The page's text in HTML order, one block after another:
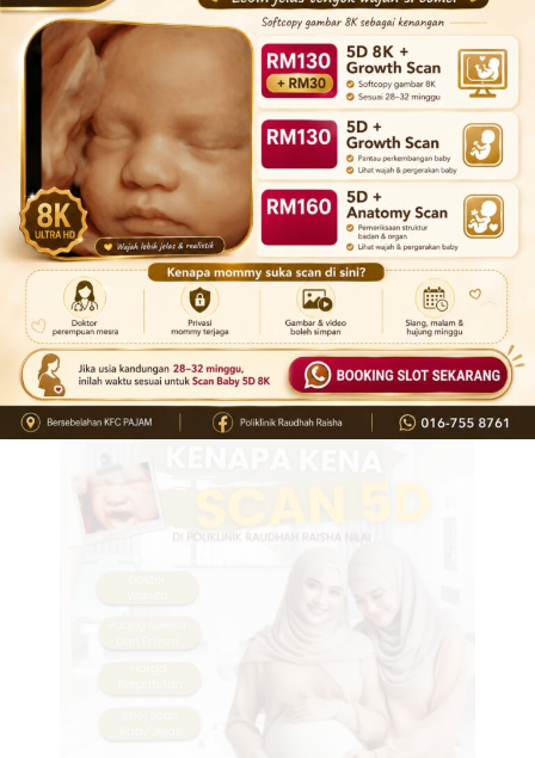
Sayuran berdaun hijau: bayam, kailan, brokoli
Buah-buahan sitrus: oren, lemon
Kekacang: kacang soya, kacang dal
Biji-bijian: bijirin penuh, oat
Makanan diperkaya seperti bijirin sarapan, pasta
dan roti
3. Rujuk Doktor Jika Anda Berisiko Tinggi
Jika anda pernah melahirkan anak dengan kecacatan
tiub saraf, atau mempunyai sejarah keluarga berkaitan,
maklumkan kepada doktor anda. Mereka mungkin akan
berikan dos lebih tinggi untuk lindungi kandungan
baharu anda.